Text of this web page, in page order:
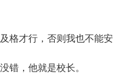
才行，否则我也不能安
错，他就是校长。